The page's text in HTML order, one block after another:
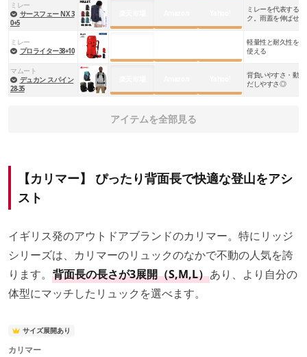
ミレー
サースフェー NX 3
0+5
ミレーを代表する
ク。雨蓋を伸ばせば
ミレー
プロライター38+10
軽量性と耐久性を
使える
マムート
デュカン スパイン
28-35
背負いやすさ・動
だしやすさ◎
アイテムを全部見る
【カリマー】 ぴったり背面長で快適な登山をアシ
スト
イギリス発のアウトドアブランドのカリマー。特にリッジ
シリーズは、カリマーのリュックのなかで不動の人気を誇
ります。 背面長の長さが3展開（S,M,L）あり、より自分の
体型にマッチしたリュックを選べます。
サイズ展開あり
カリマー